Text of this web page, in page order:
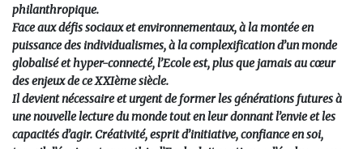
philanthropique.
Face aux défis sociaux et environnementaux, à la montée en
puissance des individualismes, à la complexification d’un monde
globalisé et hyper-connecté, l’Ecole est, plus que jamais au cœur
des enjeux de ce XXIème siècle.
Il devient nécessaire et urgent de former les générations futures à
une nouvelle lecture du monde tout en leur donnant l’envie et les
capacités d’agir. Créativité, esprit d’initiative, confiance en soi,